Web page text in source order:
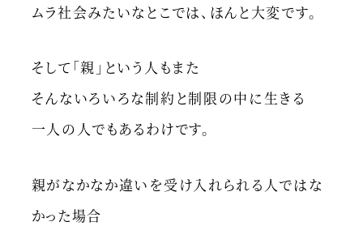
ムラ社会みたいなとこでは、ほんと大変です。
そして「親」という人もまた
そんないろいろな制約と制限の中に生きる
一人の人でもあるわけです。
親がなかなか違いを受け入れられる人ではな
かった場合